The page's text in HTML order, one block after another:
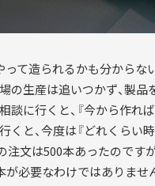
って造られるかも分からな
の生産は追いつかず、製
に行くと、『今から作れ
と、今度は『どれくらい
文は500本あったのです
必要なわけではありませ